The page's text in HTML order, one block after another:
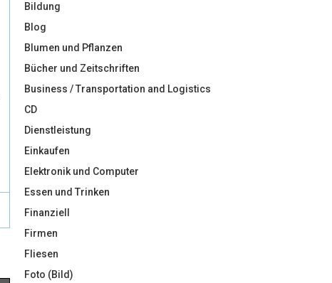
Bildung
Blog
Blumen und Pflanzen
Bücher und Zeitschriften
Business / Transportation and Logistics
CD
Dienstleistung
Einkaufen
Elektronik und Computer
Essen und Trinken
Finanziell
Firmen
Fliesen
Foto (Bild)